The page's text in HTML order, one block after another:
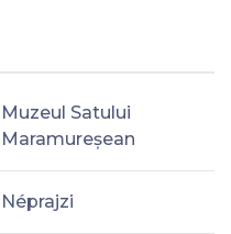
Muzeul Satului
Maramureșean
Néprajzi